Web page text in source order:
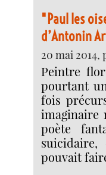
"Paul les
d’Antonin
20 mai 2014,
Peintre
pourtant
fois
imaginaire
poète
pouvait